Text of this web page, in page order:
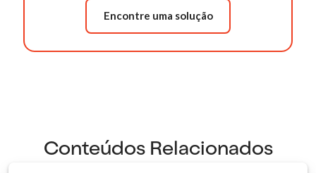
Encontre uma solução
Conteúdos Relacionados